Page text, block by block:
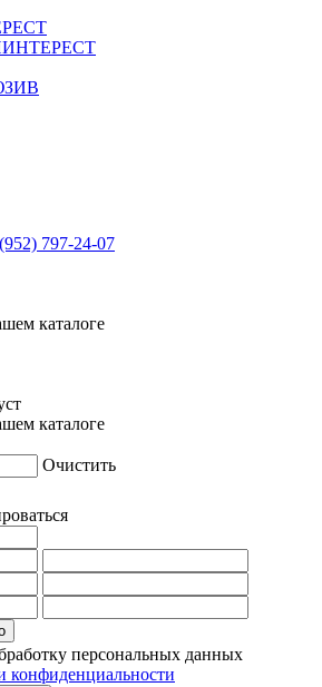
797-24-07
каталоге
каталоге
Очистить
персональных данных
конфиденциальности